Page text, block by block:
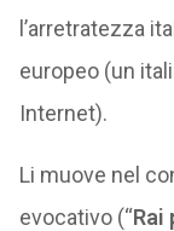
l’arretratezza
europeo (un
Internet).
Li muove nel
evocativo (“Rai